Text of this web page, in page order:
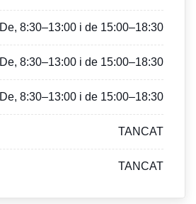
De, 8:30–13:00 i de 15:00–18:30
De, 8:30–13:00 i de 15:00–18:30
De, 8:30–13:00 i de 15:00–18:30
TANCAT
TANCAT